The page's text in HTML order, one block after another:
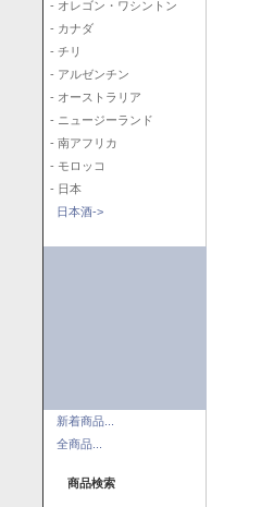
- オレゴン・ワシントン
- カナダ
- チリ
- アルゼンチン
- オーストラリア
- ニュージーランド
- 南アフリカ
- モロッコ
- 日本
日本酒->
新着商品...
全商品...
商品検索